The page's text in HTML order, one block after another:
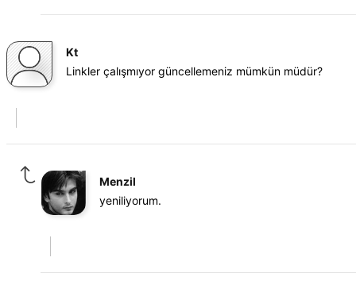
Kt
Linkler çalışmıyor güncellemeniz mümkün müdür?
Menzil
yeniliyorum.